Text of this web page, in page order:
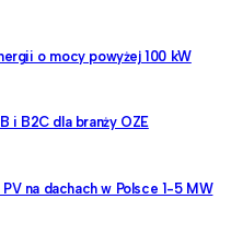
o mocy powyżej 100 kW
i B2C dla branży OZE
na dachach w Polsce 1-5 MW